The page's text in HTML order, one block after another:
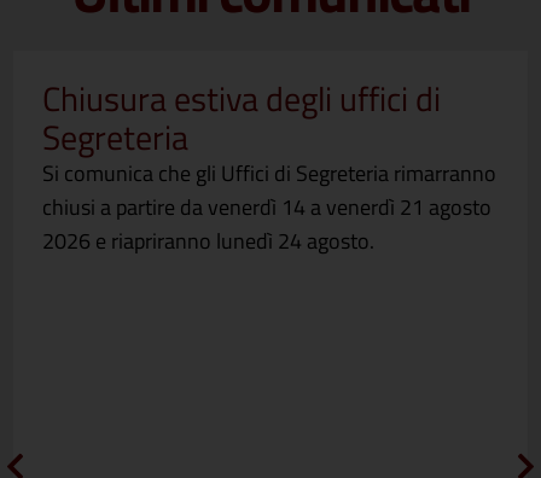
Chiusura estiva degli uffici di
Segreteria
Si comunica che gli Uffici di Segreteria rimarranno
chiusi a partire da venerdì 14 a venerdì 21 agosto
2026 e riapriranno lunedì 24 agosto.